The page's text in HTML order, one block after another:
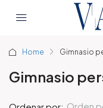
Home Gimnasio
Gimnasio